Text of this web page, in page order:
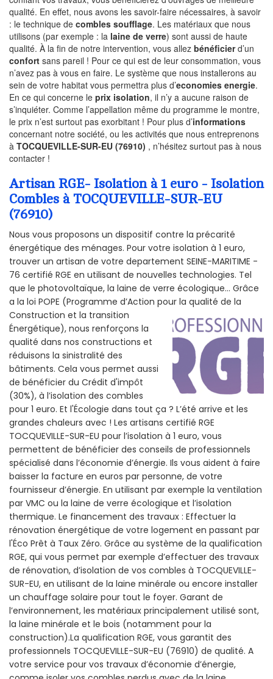
qualité. En effet, nous avons les savoir-faire nécessaires, à savoir
: le technique de combles soufflage. Les matériaux que nous
utilisons (par exemple : la laine de verre) sont aussi de haute
qualité. À la fin de notre intervention, vous allez bénéficierd’un
confort sans pareil ! Pour ce qui est de leur consommation, vous
n’avez pas à vous en faire. Le système que nous installerons au
sein de votre habitat vous permettra plus d’economies energie.
En ce qui concerne le prix isolation, il n’y a aucune raison de
s’inquiéter. Comme l’appellation même du programme le montre,
le prix n’est surtout pas exorbitant ! Pour plus d’informations
concernant notre société, ou les activités que nous entreprenons
à TOCQUEVILLE-SUR-EU (76910) , n’hésitez surtout pas à nous
contacter !
Artisan RGE- Isolation à 1 euro - Isolation
Combles à TOCQUEVILLE-SUR-EU
(76910)
Nous vous proposons un dispositif contre la précarité
énergétique des ménages. Pour votre isolation à 1 euro,
trouver un artisan de votre departement SEINE-MARITIME -
76 certifié RGE en utilisant de nouvelles technologies. Tel
que le photovoltaïque, la laine de verre écologique... Grâce
a la loi POPE (Programme d’Action pour la qualité de la
Construction et la transition
Énergétique), nous renforçons la
qualité dans nos constructions et
réduisons la sinistralité des
bâtiments. Cela vous permet aussi
de bénéficier du Crédit d'impôt
(30%), à l’isolation des combles
pour 1 euro. Et l'Écologie dans tout ça ? L’été arrive et les
grandes chaleurs avec ! Les artisans certifié RGE
TOCQUEVILLE-SUR-EU pour l’isolation à 1 euro, vous
permettent de bénéficier des conseils de professionnels
spécialisé dans l’économie d’énergie. Ils vous aident à faire
baisser la facture en euros par personne, de votre
fournisseur d’énergie. En utilisant par exemple la ventilation
par VMC ou la laine de verre écologique et l’isolation
thermique. Le financement des travaux : Effectuer la
rénovation énergétique de votre logement en passant par
l'Éco Prêt à Taux Zéro. Grâce au système de la qualification
RGE, qui vous permet par exemple d’effectuer des travaux
de rénovation, d’isolation de vos combles à TOCQUEVILLE-
SUR-EU, en utilisant de la laine minérale ou encore installer
un chauffage solaire pour tout le foyer. Garant de
l’environnement, les matériaux principalement utilisé sont,
la laine minérale et le bois (notamment pour la
construction).La qualification RGE, vous garantit des
professionnels TOCQUEVILLE-SUR-EU (76910) de qualité. A
votre service pour vos travaux d’économie d’énergie,